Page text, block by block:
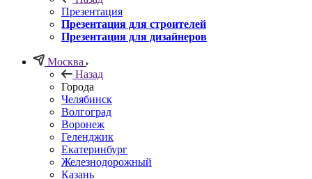
Презентация
Презентация для строителей
Презентация для дизайнеров
Москва
Назад
Города
Челябинск
Волгоград
Воронеж
Геленджик
Екатеринбург
Железнодорожный
Казань